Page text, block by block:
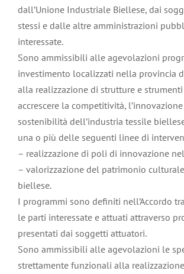
dall’Unione Industriale Biellese, dai
stessi e dalle altre amministrazioni
interessate.
Sono ammissibili alle agevolazioni
investimento localizzati nella provincia
alla realizzazione di strutture e
accrescere la competitività,
sostenibilità dell’industria tessile
una o più delle seguenti linee di
– realizzazione di poli di innovazione
– valorizzazione del patrimonio
biellese.
I programmi sono definiti nell’Accordo
le parti interessate e attuati attraverso
presentati dai soggetti attuatori.
Sono ammissibili alle agevolazioni le
strettamente funzionali alla